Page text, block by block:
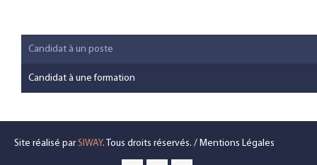
Candidat à un poste
Candidat à une formation
Site réalisé parSIWAY. Tous droits réservés. / Mentions Légales